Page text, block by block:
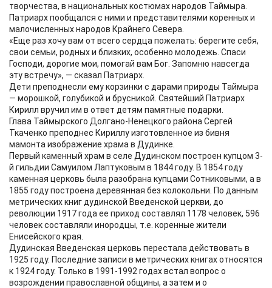
творчества, в национальных костюмах народов Таймыра.
Патриарх пообщался с ними и представителями коренных и
малочисленных народов Крайнего Севера.
«Еще раз хочу вам от всего сердца пожелать: берегите себя,
свои семьи, родных и близких, особенно молодежь. Спаси
Господи, дорогие мои, помогай вам Бог. Запомню навсегда
эту встречу», — сказал Патриарх.
Дети преподнесли ему корзинки с дарами природы Таймыра
— морошкой, голубикой и брусникой. Святейший Патриарх
Кирилл вручил им в ответ детям памятные подарки.
Глава Таймырского Долгано-Ненецкого района Сергей
Ткаченко преподнес Кириллу изготовленное из бивня
мамонта изображение храма в Дудинке.
Первый каменный храм в селе Дудинском построен купцом 3-
й гильдии Самуилом Лаптуковым в 1844 году. В 1854 году
каменная церковь была разобрана купцами Сотниковыми, а в
1855 году построена деревянная без колокольни. По данным
метрических книг дудинской Введенской церкви, до
революции 1917 года ее приход составлял 1178 человек, 596
человек составляли инородцы, т.е. коренные жители
Енисейского края.
Дудинская Введенская церковь перестала действовать в
1925 году. Последние записи в метрических книгах относятся
к 1924 году. Только в 1991-1992 годах встал вопрос о
возрождении православной общины, а затем и о